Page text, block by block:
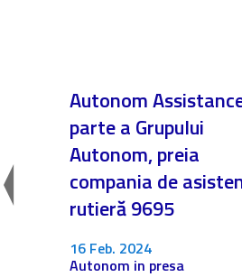
Autonom
parte a Grupului
Autonom, preia
compania de
rutieră 9695
16 Feb. 2024
Autonom in presa